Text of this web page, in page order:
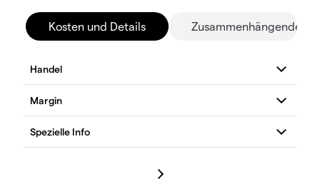
Kosten und Details Zusammenhängende